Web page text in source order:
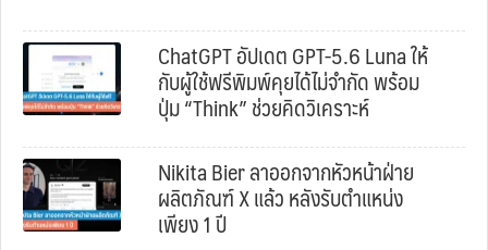
ChatGPT อัปเดต GPT-5.6 Luna ให้
กับผู้ใช้ฟรีพิมพ์คุยได้ไม่จำกัด พร้อม
ปุ่ม “Think” ช่วยคิดวิเคราะห์
Nikita Bier ลาออกจากหัวหน้าฝ่าย
ผลิตภัณฑ์ X แล้ว หลังรับตำแหน่ง
เพียง 1 ปี